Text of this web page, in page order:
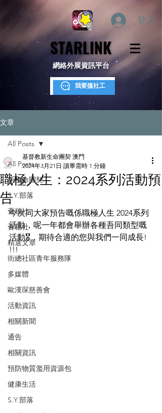
登入
STARLINK
STARLINK
網絡外展資訊平台
我要搵社工
文章
All Posts
新生命團契
S.Y.部落
薈穗社
薈穗社
精選文章
街總社區青年服務隊
多媒體
歐漢琛慈善會
活動資訊
相關新聞
通告
相關資訊
預防物質濫用資源包
健康生活
S.Y.部落
All Posts
職極人生：2024系列活動預
告
基督教新生命團契 澳門
2024年3月21日 讀畢需時 1 分鐘
今次同大家預告嘅係職極人生 2024系列
活動，呢一年都會舉辦各種吾同類型嘅
活動🎖，期待合適的您與我們一同成長!
!!!